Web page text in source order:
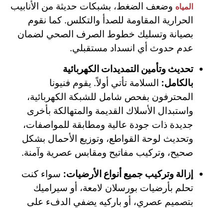
المياه وضعف الضغط، بشبكات حديثة من الأنابيب
الحرارية المقاومة للصدأ والتكلس. كما نقوم
بصيانة وتسليك خطوط الصرف الصحي لضمان
عدم حدوث أي انسداد مستقبلي.
تحديث وتأمين التمديدات الكهربائية
بالكامل: السلامة تأتي أولاً. يقوم فنيونا
المحترفون بفحص شامل للشبكة الكهربائية،
واستبدال الأسلاك القديمة والمتهالكة بأخرى
جديدة ذات جودة عالية ومطابقة للمواصفات،
وتحديث لوحة القواطع، وتوزيع الأحمال بشكل
صحيح، وتركيب مفاتيح ومقابس عصرية وآمنة.
إزالة وتركيب جميع أنواع الأرضيات: سواء كنت
تحلم بأرضيات بورسلان لامعة، أو سيراميك
بتصميم عصري، أو باركيه يضفي الدفء على